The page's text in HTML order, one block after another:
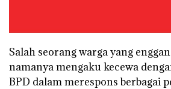
Salah seorang warga yang
namanya mengaku kecewa
BPD dalam merespons berbagai